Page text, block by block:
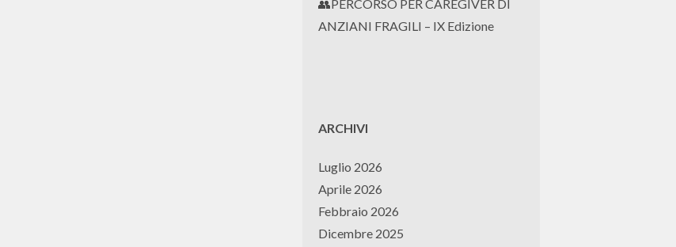
👥PERCORSO PER CAREGIVER DI
ANZIANI FRAGILI – IX Edizione
ARCHIVI
Luglio 2026
Aprile 2026
Febbraio 2026
Dicembre 2025